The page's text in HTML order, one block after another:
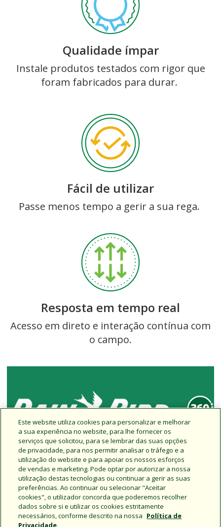
Qualidade ímpar
Instale produtos testados com rigor que
foram fabricados para durar.
Fácil de utilizar
Passe menos tempo a gerir a sua rega.
Resposta em tempo real
Acesso em direto e interação contínua com
o campo.
Uma visão em círculo completo dos
produtos mais recentes, eventos e
atividades da Divisão de Golfe da Rain Bird.
Saiba mais
Este website utiliza cookies para personalizar e melhorar
a sua experiência no website, para lhe fornecer os
serviços que solicitou, para se lembrar das suas opções
de privacidade, para nos permitir analisar o tráfego e a
utilização do website e para apoiar os nossos esforços
de vendas e marketing. Pode optar por autorizar a nossa
utilização destas tecnologias ou continuar a gerir as suas
preferências. Ao continuar ou selecionar "Aceitar
cookies", o utilizador concorda que poderemos recolher
dados sobre si e utilizar os cookies estritamente
necessários, conforme descrito na nossa Política de
Privacidade.